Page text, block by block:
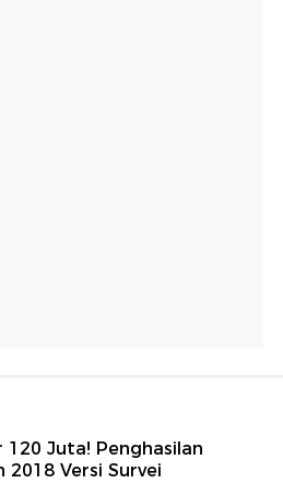
Juta! Penghasilan
2018 Versi Survei